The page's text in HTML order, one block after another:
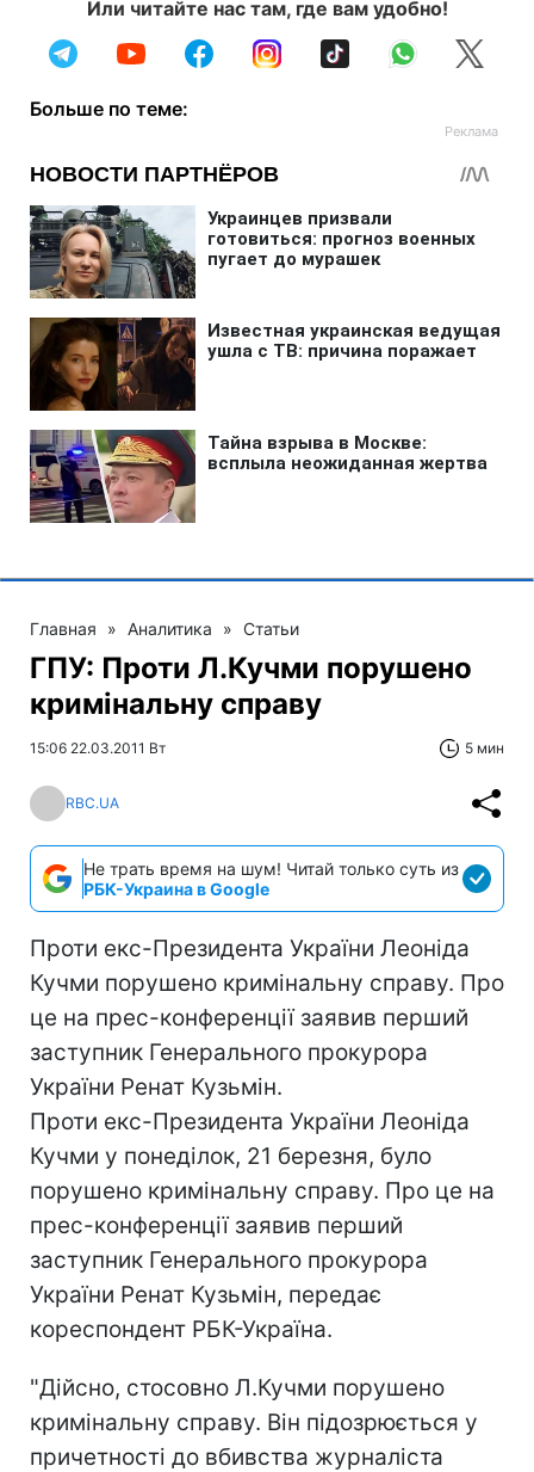
Или читайте нас там, где вам удобно!
Больше по теме:
Главная » Аналитика » Статьи
ГПУ: Проти Л.Кучми порушено
кримінальну справу
15:06 22.03.2011 Вт 5 мин
RBC.UA
Не трать время на шум! Читай только суть из
РБК-Украина в Google
Проти екс-Президента України Леоніда
Кучми порушено кримінальну справу. Про
це на прес-конференції заявив перший
заступник Генерального прокурора
України Ренат Кузьмін.
Проти екс-Президента України Леоніда
Кучми у понеділок, 21 березня, було
порушено кримінальну справу. Про це на
прес-конференції заявив перший
заступник Генерального прокурора
України Ренат Кузьмін, передає
кореспондент РБК-Україна.
"Дійсно, стосовно Л.Кучми порушено
кримінальну справу. Він підозрюється у
причетності до вбивства журналіста